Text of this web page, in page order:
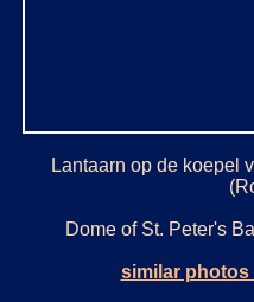
Lantaarn op de koepel
Dome of St. Peter's
similar photos